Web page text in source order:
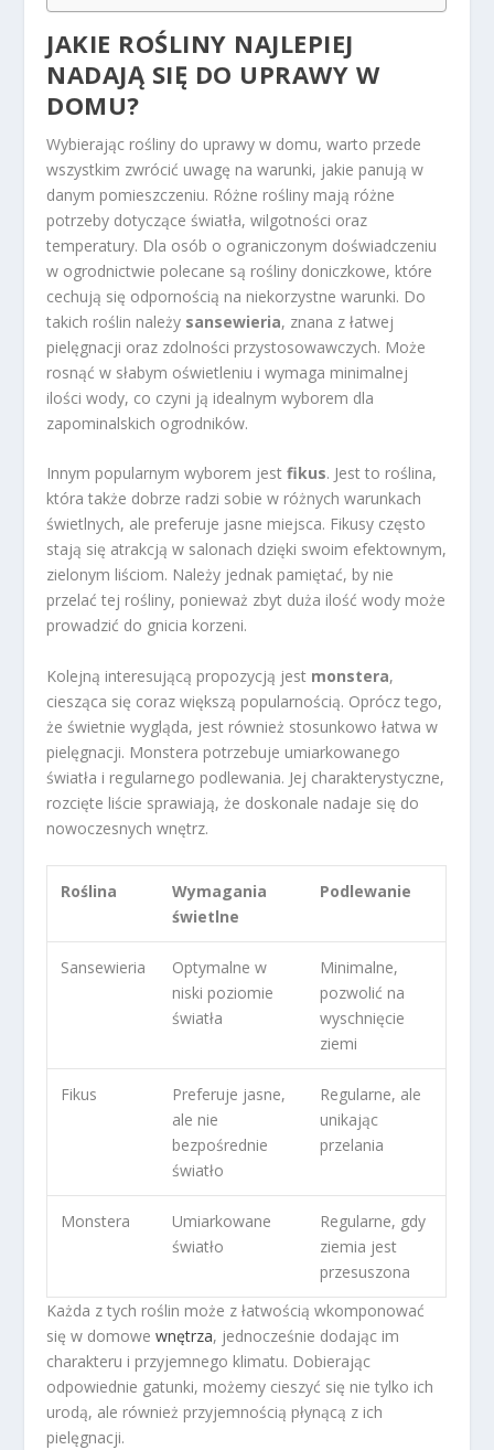
JAKIE ROŚLINY NAJLEPIEJ
NADAJĄ SIĘ DO UPRAWY W
DOMU?
Wybierając rośliny do uprawy w domu, warto przede
wszystkim zwrócić uwagę na warunki, jakie panują w
danym pomieszczeniu. Różne rośliny mają różne
potrzeby dotyczące światła, wilgotności oraz
temperatury. Dla osób o ograniczonym doświadczeniu
w ogrodnictwie polecane są rośliny doniczkowe, które
cechują się odpornością na niekorzystne warunki. Do
takich roślin należy sansewieria, znana z łatwej
pielęgnacji oraz zdolności przystosowawczych. Może
rosnąć w słabym oświetleniu i wymaga minimalnej
ilości wody, co czyni ją idealnym wyborem dla
zapominalskich ogrodników.
Innym popularnym wyborem jestfikus. Jest to roślina,
która także dobrze radzi sobie w różnych warunkach
świetlnych, ale preferuje jasne miejsca. Fikusy często
stają się atrakcją w salonach dzięki swoim efektownym,
zielonym liściom. Należy jednak pamiętać, by nie
przelać tej rośliny, ponieważ zbyt duża ilość wody może
prowadzić do gnicia korzeni.
Kolejną interesującą propozycją jest monstera,
ciesząca się coraz większą popularnością. Oprócz tego,
że świetnie wygląda, jest również stosunkowo łatwa w
pielęgnacji. Monstera potrzebuje umiarkowanego
światła i regularnego podlewania. Jej charakterystyczne,
rozcięte liście sprawiają, że doskonale nadaje się do
nowoczesnych wnętrz.
Roślina
Wymagania
świetlne
Podlewanie
Sansewieria
Optymalne w
niski poziomie
światła
Minimalne,
pozwolić na
wyschnięcie
ziemi
Fikus
Preferuje jasne,
ale nie
bezpośrednie
światło
Regularne, ale
unikając
przelania
Monstera
Umiarkowane
światło
Regularne, gdy
ziemia jest
przesuszona
Każda z tych roślin może z łatwością wkomponować
się w domowewnętrza, jednocześnie dodając im
charakteru i przyjemnego klimatu. Dobierając
odpowiednie gatunki, możemy cieszyć się nie tylko ich
urodą, ale również przyjemnością płynącą z ich
pielęgnacji.